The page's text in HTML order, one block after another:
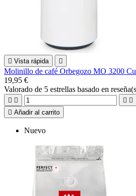
 Vista rápida 
Molinillo de café Orbegozo MO 3200
19,95 €
Valorado de 5 estrellas basado en
   
 Añadir al carrito
Nuevo